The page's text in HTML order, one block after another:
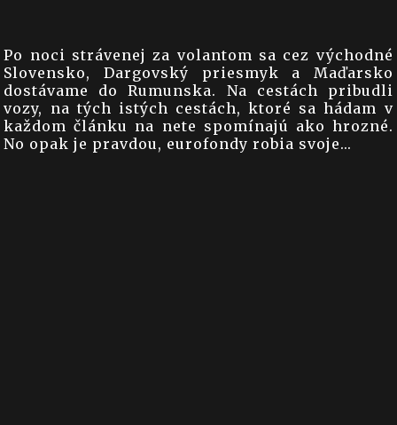
Po noci strávenej za volantom sa cez východné
Slovensko, Dargovský priesmyk a Maďarsko
dostávame do Rumunska. Na cestách pribudli
vozy, na tých istých cestách, ktoré sa hádam v
každom článku na nete spomínajú ako hrozné.
No opak je pravdou, eurofondy robia svoje...